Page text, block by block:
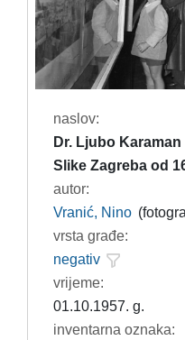
naslov:
Dr. Ljubo
Slike Zagreba od
autor:
Vranić, Nino
vrsta građe:
negativ
vrijeme:
01.10.1957. g.
inventarna oznaka: